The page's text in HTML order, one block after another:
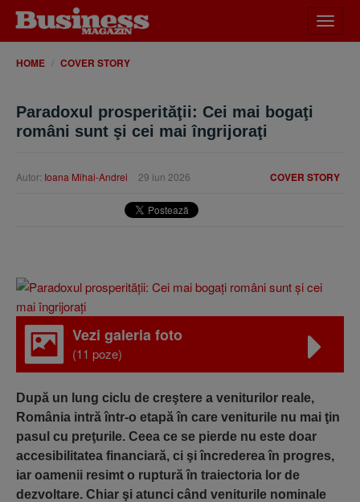
meniu
HOME COVER STORY
Paradoxul prosperităţii: Cei mai bogaţi
români sunt şi cei mai îngrijoraţi
COVER STORY
Autor: Ioana Mihai-Andrei 29 iun 2026
Vezi galeria foto
(11 poze)
După un lung ciclu de creştere a veniturilor reale,
România intră într-o etapă în care veniturile nu mai ţin
pasul cu preţurile. Ceea ce se pierde nu este doar
accesibilitatea financiară, ci şi încrederea în progres,
iar oamenii resimt o ruptură în traiectoria lor de
dezvoltare. Chiar şi atunci când veniturile nominale